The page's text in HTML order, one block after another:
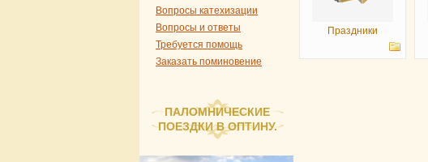
Вопросы катехизации
Вопросы и ответы
Требуется помощь
Заказать поминовение
ПАЛОМНИЧЕСКИЕ
ПОЕЗДКИ В ОПТИНУ.
Праздники